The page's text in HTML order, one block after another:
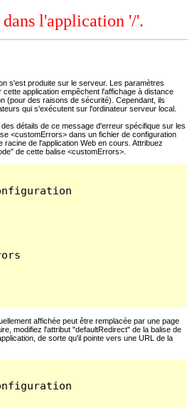
l'application '/'.
s'est produite sur le serveur. Les paramètres
application empêchent l'affichage à distance
(pour des raisons de sécurité). Cependant, ils
qui s'exécutent sur l'ordinateur serveur local.
détails de ce message d'erreur spécifique sur les
<customErrors> dans un fichier de configuration
de l'application Web en cours. Attribuez
de cette balise <customErrors>.
affichée peut être remplacée par une page
modifiez l'attribut "defaultRedirect" de la balise de
de sorte qu'il pointe vers une URL de la